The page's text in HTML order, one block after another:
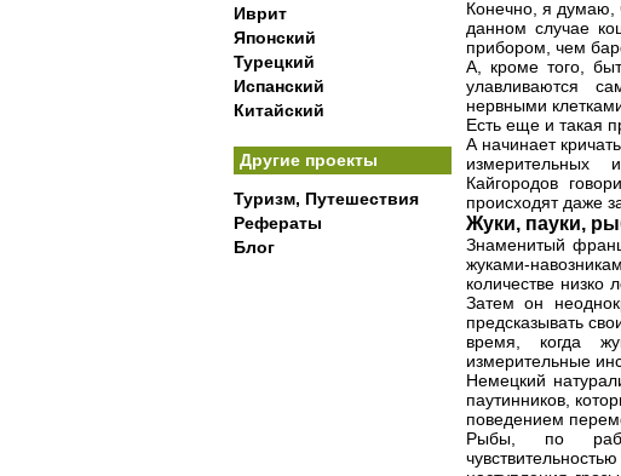
Иврит
Японский
Турецкий
Испанский
Китайский
Другие проекты
Туризм, Путешествия
Рефераты
Блог
Конечно, я думаю,
данном случае
прибором, чем
А, кроме того,
улавливаются
нервными
Есть еще и такая
А начинает
измерительных
Кайгородов
происходят даже
Жуки, пауки,
Знаменитый
жуками-
количестве низко
Затем он
предсказывать
время, когда
измерительные
Немецкий
паутинников,
поведением
Рыбы, по